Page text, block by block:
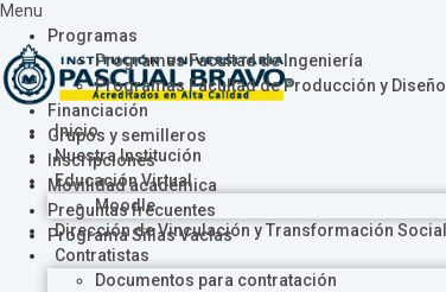
Menu
Programas
Programas Facultad de Ingeniería
Programas Facultad de Producción y Diseño
Financiación
Grupos y semilleros
Inscripciones
Movilidad académica
Preguntas frecuentes
Programa Sillas Vacías
Inicio
Nuestra Institución
Educación Virtual
Moodle
Dirección de Vinculación y Transformación Social
Contratistas
Documentos para contratación